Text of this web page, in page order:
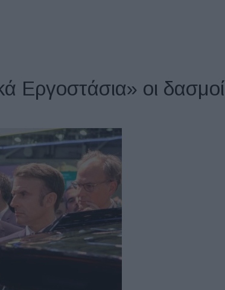
Εργοστάσια» οι δασμοί